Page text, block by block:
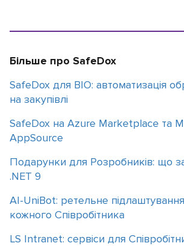
Більше про SafeDox
SafeDox для BIO: автоматизація
на закупівлі
SafeDox на Azure Marketplace та
AppSource
Подарунки для Розробників: що
.NET 9
АІ-UniBot: ретельне підлаштування
кожного Співробітника
LS Intranet: сервіси для